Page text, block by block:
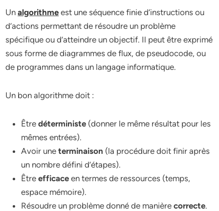
Unalgorithme est une séquence finie d’instructions ou
d’actions permettant de résoudre un problème
spécifique ou d’atteindre un objectif. Il peut être exprimé
sous forme de diagrammes de flux, de pseudocode, ou
de programmes dans un langage informatique.
Un bon algorithme doit :
Êtredéterministe (donner le même résultat pour les
mêmes entrées).
Avoir uneterminaison (la procédure doit finir après
un nombre défini d’étapes).
Êtreefficace en termes de ressources (temps,
espace mémoire).
Résoudre un problème donné de manièrecorrecte.